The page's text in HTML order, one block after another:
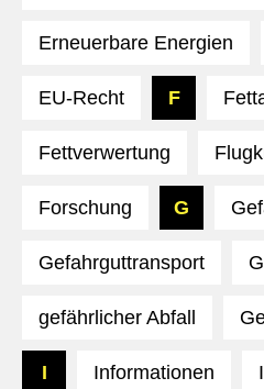
Erneuerbare Energien
EU-Recht F
Fettverwertung
Forschung G
Gefahrguttransport
gefährlicher Abfall
I Informationen